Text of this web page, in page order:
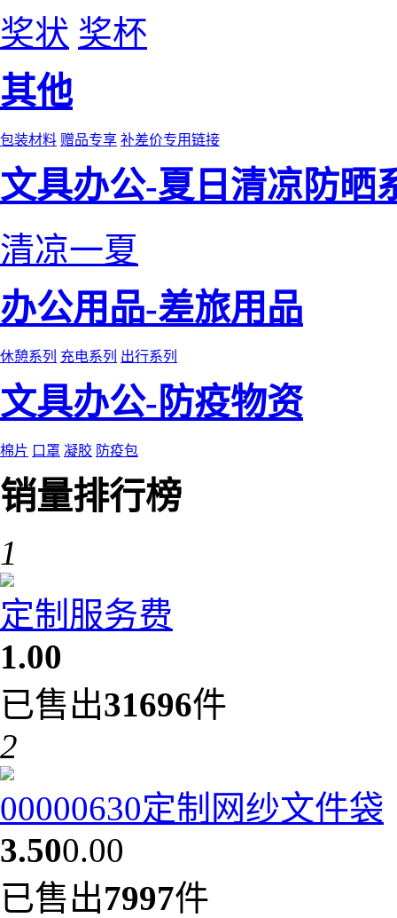
奖状 奖杯
其他
包装材料 赠品专享 补差价专用链接
文具办公-夏日清凉防晒
清凉一夏
办公用品-差旅用品
休憩系列 充电系列 出行系列
文具办公-防疫物资
棉片 口罩 凝胶 防疫包
销量排行榜
1
定制服务费
1.00
已售出31696件
2
00000630定制网纱文件袋
3.500.00
已售出7997件